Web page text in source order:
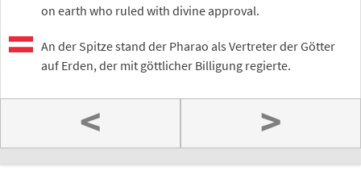
on earth who ruled with divine approval.
An der Spitze stand der Pharao als Vertreter der Götter
auf Erden, der mit göttlicher Billigung regierte.
< >